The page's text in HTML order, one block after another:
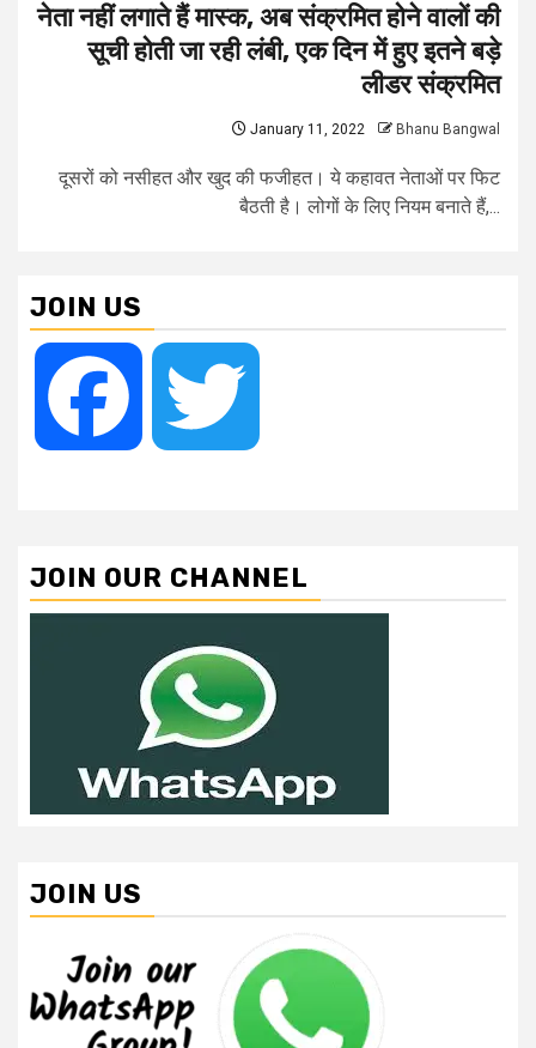
नेता नहीं लगाते हैं मास्क, अब संक्रमित होने वालों की
सूची होती जा रही लंबी, एक दिन में हुए इतने बड़े
लीडर संक्रमित
January 11, 2022 Bhanu Bangwal
दूसरों को नसीहत और खुद की फजीहत। ये कहावत नेताओं पर फिट
बैठती है। लोगों के लिए नियम बनाते हैं,...
JOIN US
Facebook
JOIN OUR CHANNEL
JOIN US